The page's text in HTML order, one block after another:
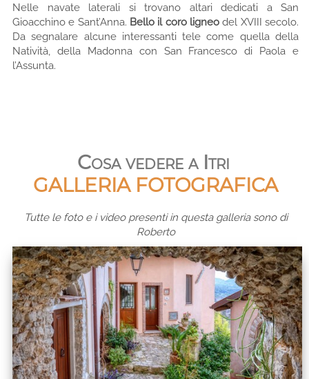
Nelle navate laterali si trovano altari dedicati a San
Gioacchino e Sant’Anna. Bello il coro ligneo del XVIII secolo.
Da segnalare alcune interessanti tele come quella della
Natività, della Madonna con San Francesco di Paola e
l’Assunta.
Cosa vedere a Itri
GALLERIA FOTOGRAFICA
Tutte le foto e i video presenti in questa galleria sono di
Roberto